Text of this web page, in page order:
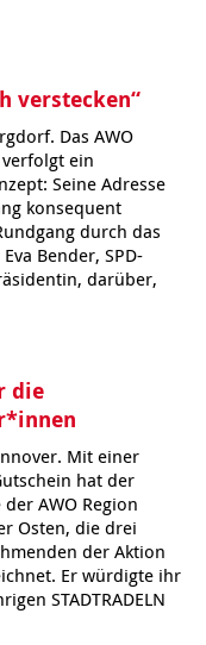
verstecken“
Das AWO
ein
Seine Adresse
konsequent
durch das
Bender, SPD-
darüber,
die
Mit einer
hat der
AWO Region
Osten, die drei
der Aktion
Er würdigte ihr
STADTRADELN